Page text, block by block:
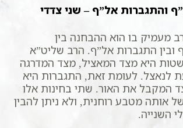
והתגברות אל”ף – שני צדדי
מעמיק בו הוא ההבחנה בין
התגברות אל”ף. הרב שליט”א
היא מצד המאציל, מצד המדרגה
לנאצל. לעומת זאת, התגברות היא
המקבל את האור. שתי בחינות אלו
אותה מטבע רוחנית, ולא ניתן להבין
השנייה.